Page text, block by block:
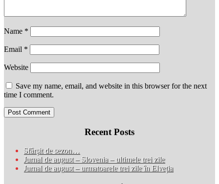
Name *
Email *
Website
Save my name, email, and website in this browser for the next
time I comment.
Recent Posts
Sfârșit de sezon…
Jurnal de august – Slovenia – ultimele trei zile
Jurnal de august – urmatoarele trei zile în Elveția